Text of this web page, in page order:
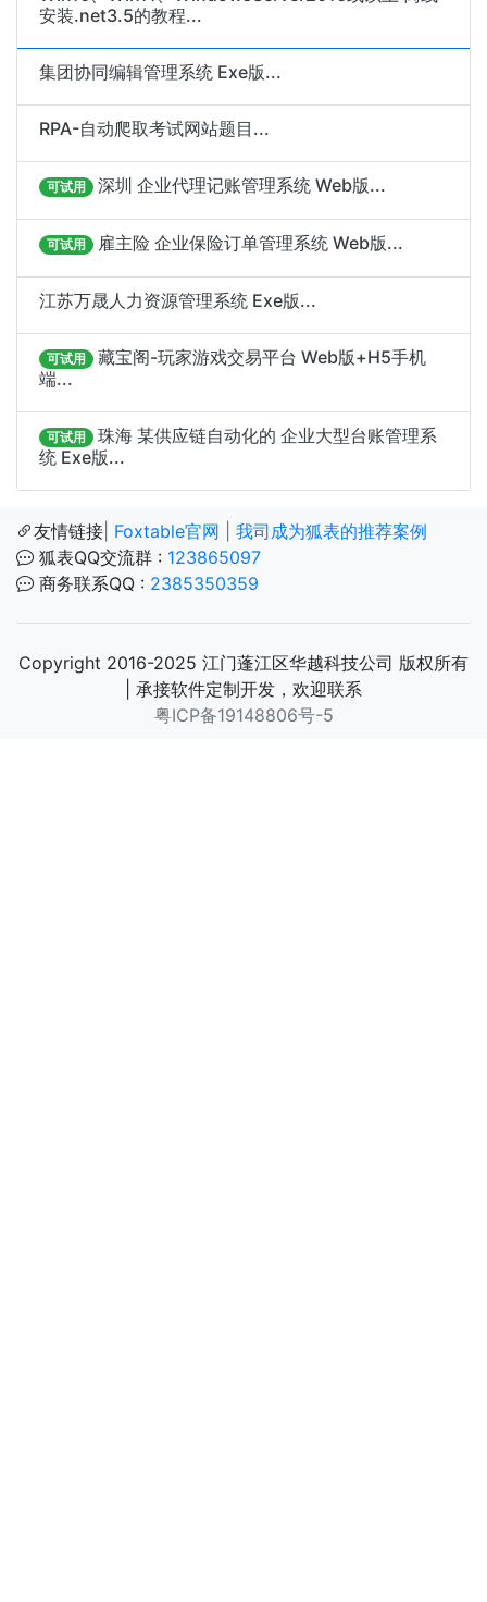
安装.net3.5的教程...
集团协同编辑管理系统 Exe版...
RPA-自动爬取考试网站题目...
可试用 深圳 企业代理记账管理系统 Web版...
可试用 雇主险 企业保险订单管理系统 Web版...
江苏万晟人力资源管理系统 Exe版...
可试用
藏宝阁-玩家游戏交易平台 Web版+H5手机
端...
可试用
珠海 某供应链自动化的 企业大型台账管理系
统 Exe版...
友情链接 Foxtable官网
我司成为狐表的推荐案例
狐表QQ交流群 : 123865097
商务联系QQ : 2385350359
Copyright 2016-2025 江门蓬江区华越科技公司 版权所有
| 承接软件定制开发，欢迎联系
粤ICP备19148806号-5